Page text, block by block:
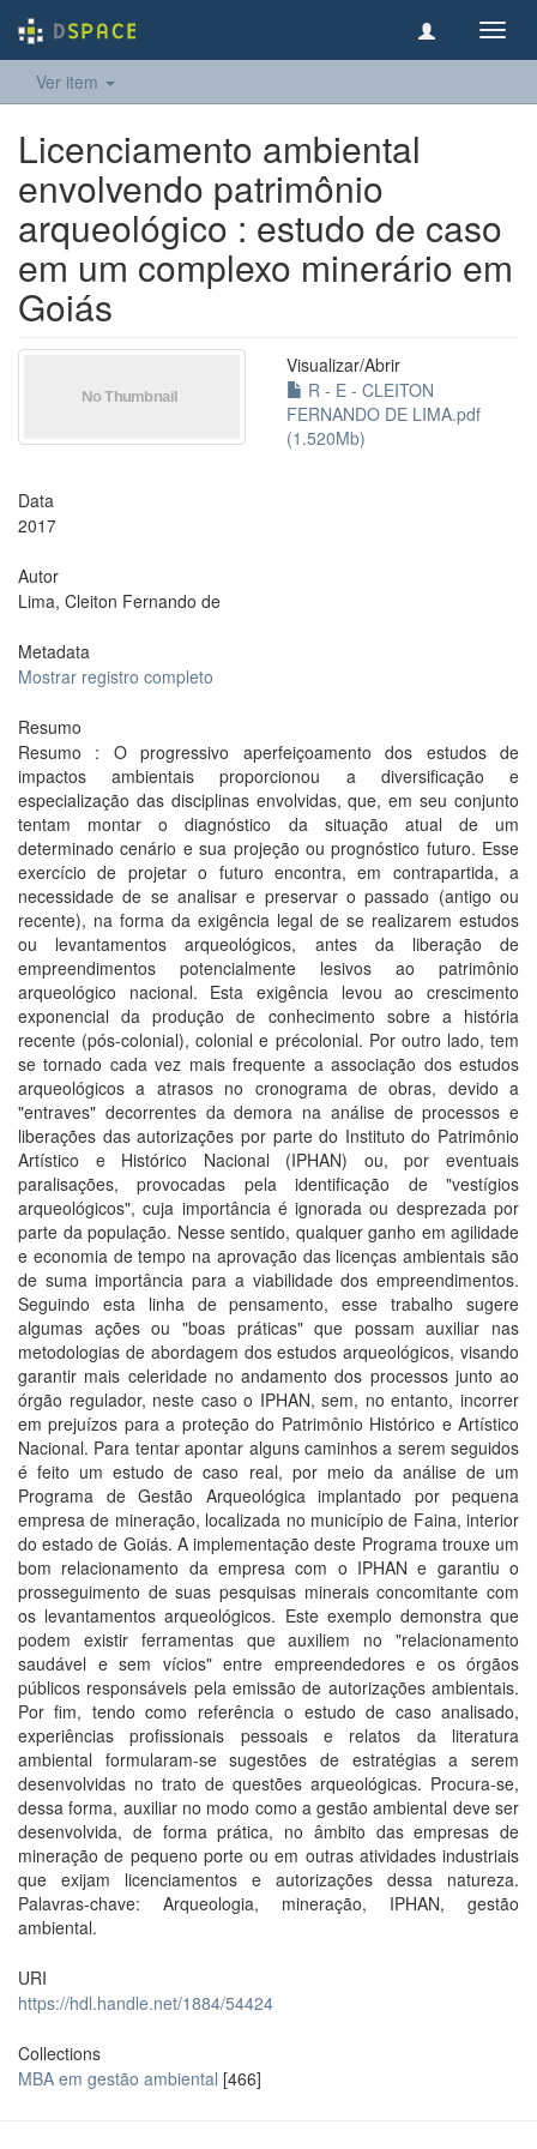
Ver item
Licenciamento ambiental
envolvendo patrimônio
arqueológico : estudo de caso
em um complexo minerário em
Goiás
Visualizar/Abrir
R - E - CLEITON
FERNANDO DE LIMA.pdf
(1.520Mb)
Data
2017
Autor
Lima, Cleiton Fernando de
Metadata
Mostrar registro completo
Resumo
Resumo : O progressivo aperfeiçoamento dos estudos de
impactos ambientais proporcionou a diversificação e
especialização das disciplinas envolvidas, que, em seu conjunto
tentam montar o diagnóstico da situação atual de um
determinado cenário e sua projeção ou prognóstico futuro. Esse
exercício de projetar o futuro encontra, em contrapartida, a
necessidade de se analisar e preservar o passado (antigo ou
recente), na forma da exigência legal de se realizarem estudos
ou levantamentos arqueológicos, antes da liberação de
empreendimentos potencialmente lesivos ao patrimônio
arqueológico nacional. Esta exigência levou ao crescimento
exponencial da produção de conhecimento sobre a história
recente (pós-colonial), colonial e précolonial. Por outro lado, tem
se tornado cada vez mais frequente a associação dos estudos
arqueológicos a atrasos no cronograma de obras, devido a
"entraves" decorrentes da demora na análise de processos e
liberações das autorizações por parte do Instituto do Patrimônio
Artístico e Histórico Nacional (IPHAN) ou, por eventuais
paralisações, provocadas pela identificação de "vestígios
arqueológicos", cuja importância é ignorada ou desprezada por
parte da população. Nesse sentido, qualquer ganho em agilidade
e economia de tempo na aprovação das licenças ambientais são
de suma importância para a viabilidade dos empreendimentos.
Seguindo esta linha de pensamento, esse trabalho sugere
algumas ações ou "boas práticas" que possam auxiliar nas
metodologias de abordagem dos estudos arqueológicos, visando
garantir mais celeridade no andamento dos processos junto ao
órgão regulador, neste caso o IPHAN, sem, no entanto, incorrer
em prejuízos para a proteção do Patrimônio Histórico e Artístico
Nacional. Para tentar apontar alguns caminhos a serem seguidos
é feito um estudo de caso real, por meio da análise de um
Programa de Gestão Arqueológica implantado por pequena
empresa de mineração, localizada no município de Faina, interior
do estado de Goiás. A implementação deste Programa trouxe um
bom relacionamento da empresa com o IPHAN e garantiu o
prosseguimento de suas pesquisas minerais concomitante com
os levantamentos arqueológicos. Este exemplo demonstra que
podem existir ferramentas que auxiliem no "relacionamento
saudável e sem vícios" entre empreendedores e os órgãos
públicos responsáveis pela emissão de autorizações ambientais.
Por fim, tendo como referência o estudo de caso analisado,
experiências profissionais pessoais e relatos da literatura
ambiental formularam-se sugestões de estratégias a serem
desenvolvidas no trato de questões arqueológicas. Procura-se,
dessa forma, auxiliar no modo como a gestão ambiental deve ser
desenvolvida, de forma prática, no âmbito das empresas de
mineração de pequeno porte ou em outras atividades industriais
que exijam licenciamentos e autorizações dessa natureza.
Palavras-chave: Arqueologia, mineração, IPHAN, gestão
ambiental.
URI
https://hdl.handle.net/1884/54424
Collections
MBA em gestão ambiental [466]